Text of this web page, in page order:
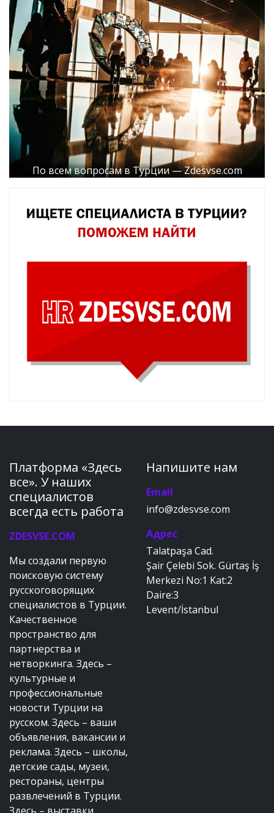
По всем вопросам в Турции — Zdesvse.com
Платформа «Здесь
все». У наших
специалистов
всегда есть работа
ZDESVSE.COM
Мы создали первую
поисковую систему
русскоговорящих
специалистов в Турции.
Качественное
пространство для
партнерства и
нетворкинга. Здесь –
культурные и
профессиональные
новости Турции на
русском. Здесь – ваши
объявления, вакансии и
реклама. Здесь – школы,
детские сады, музеи,
рестораны, центры
развлечений в Турции.
Напишите нам
Email
info@zdesvse.com
Адрес
Talatpaşa Cad.
Şair Çelebi Sok. Gürtaş İş
Merkezi No:1 Kat:2
Daire:3
Levent/İstanbul